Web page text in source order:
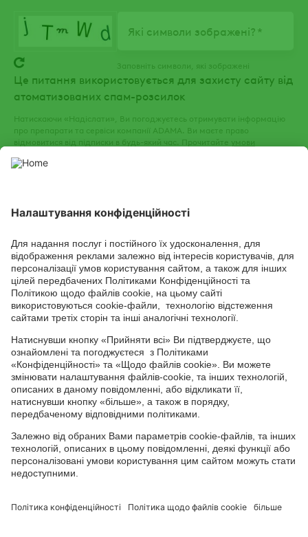
Які символи зображені?
Заповніть символи, які зображені
Це питання використовується для захисту сайту від
атоматизованих спам-розсилок
Натискаючи «Надіслати», Ви погоджуєтесь отримувати інформацію
про препарати та сервіси компанії ADAMA. Ви маєте право
відмовитися від підписки в будь-який час. Прочитайте умови
СОЦІАЛЬНІ СЕРВІСИ
Youtube
Channel
FacebookTikTok
Головний офіс: 04050, м. Київ, вул. М. Пимоненка, 13, БЦ "Форум
Ділове Містечко", офіс 4А/41; тел.: +38 044 232 44 14; e-mail:
ukraine@adama.com
Використовуйте пестициди з обережністю. Завжди читайте
етикетку та інформацію про препарат перед використанням,
звертаючи особливу увагу на додаткові інструкції, піктограми
препарату. Інформація та рекомендації, які містяться у тарній
етикетці, ґрунтуються на наявному досвіді, а також на
результатах Державних реєстраційних випробувань. У випадку
будь-яких відхилень від оптимальних параметрів не можна
препарату не можуть нести відповідальність